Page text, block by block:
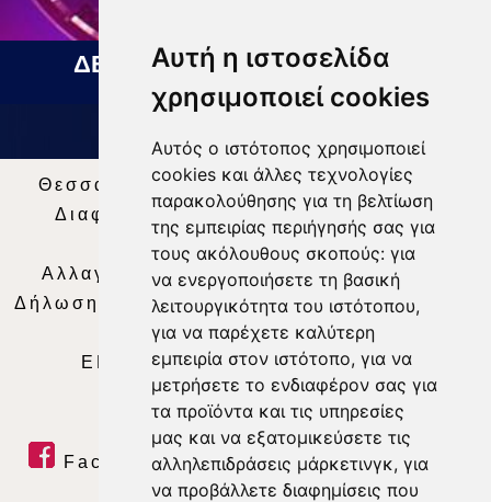
Αυτή η ιστοσελίδα
χρησιμοποιεί cookies
Αυτός ο ιστότοπος χρησιμοποιεί
cookies και άλλες τεχνολογίες
παρακολούθησης για τη βελτίωση
της εμπειρίας περιήγησής σας για
τους ακόλουθους σκοπούς: για
να ενεργοποιήσετε τη βασική
λειτουργικότητα του ιστότοπου,
για να παρέχετε καλύτερη
εμπειρία στον ιστότοπο, για να
μετρήσετε το ενδιαφέρον σας για
τα προϊόντα και τις υπηρεσίες
μας και να εξατομικεύσετε τις
αλληλεπιδράσεις μάρκετινγκ, για
να προβάλλετε διαφημίσεις που
ΔΕΛΤΙΟ ΕΙΔΗΣΕΩΝ 07 08 2026
Θεσσαλία Τηλεόραση|SNG Services
Διαφήμιση | Όροι Χρήσης |Δήλωση
Απορρήτου |
Περιεχόμενο
Αλλαγή Προτιμήσεων για τα Cookies
Δήλωση συμμόρφωσης με τη σύσταση (ΕΕ)
2018/334|Ταυτότητα
ΕΝΗΜΕΡΩΣΗ |WEB TV| LIVE
Facebook| Twitter | Youtube
RSS Feed